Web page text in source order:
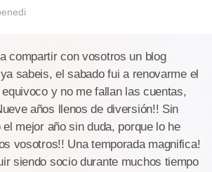
compartir con vosotros un blog
sabeis, el sabado fui a renovarme el
y no me fallan las cuentas,
años llenos de diversión!! Sin
mejor año sin duda, porque lo he
vosotros!! Una temporada magnifica!
siendo socio durante muchos tiempo